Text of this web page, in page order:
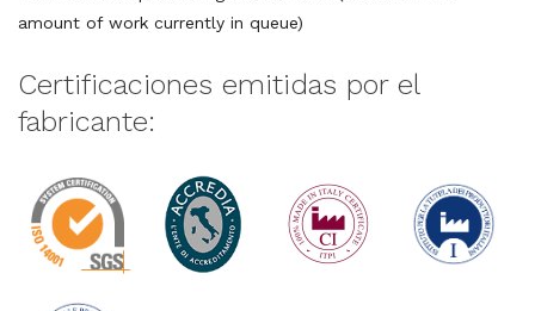
amount of work currently in queue)
Certificaciones emitidas por el
fabricante: